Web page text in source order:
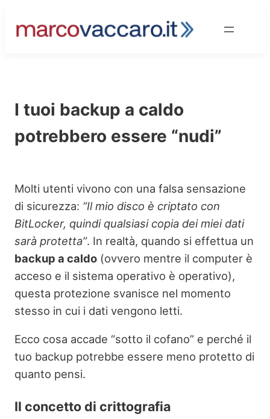
I tuoi backup a caldo
potrebbero essere “nudi”
Molti utenti vivono con una falsa sensazione
di sicurezza: “Il mio disco è criptato con
BitLocker, quindi qualsiasi copia dei miei dati
sarà protetta”. In realtà, quando si effettua un
backup a caldo (ovvero mentre il computer è
acceso e il sistema operativo è operativo),
questa protezione svanisce nel momento
stesso in cui i dati vengono letti.
Ecco cosa accade “sotto il cofano” e perché il
tuo backup potrebbe essere meno protetto di
quanto pensi.
Il concetto di crittografia